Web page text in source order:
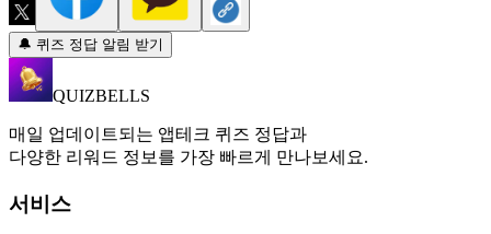
🔔 퀴즈 정답 알림 받기
QUIZBELLS
매일 업데이트되는 앱테크 퀴즈 정답과
다양한 리워드 정보를 가장 빠르게 만나보세요.
서비스